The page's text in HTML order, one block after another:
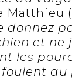
Matthieu
donnez
et ne
les
foulent